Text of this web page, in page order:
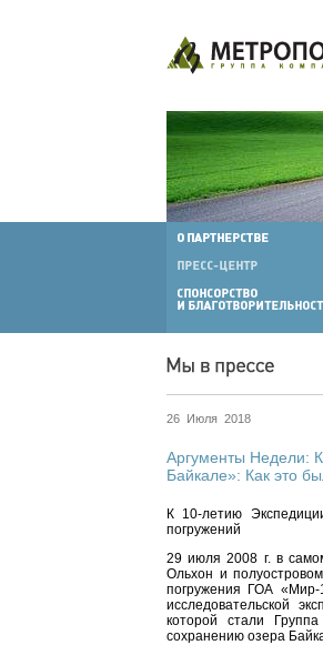
26 Июля 2018
Аргументы Недели:
Байкале»: Как это
К 10-летию
погружений
29 июля 2008 г. в
Ольхон и
погружения ГОА
исследовательской
которой стали
сохранению озера